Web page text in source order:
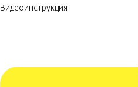
Видеоинструкция